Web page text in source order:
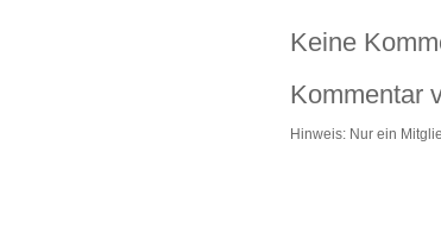
Keine
Kommentar
Hinweis: Nur ein